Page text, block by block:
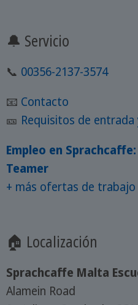
🔔 Servicio
📞 00356-2137-3574
📧 Contacto
🎫 Requisitos de entrada
Empleo en Sprachcaffe:
Teamer
+ más ofertas de trabajo
🏠 Localización
Sprachcaffe Malta
Alamein Road